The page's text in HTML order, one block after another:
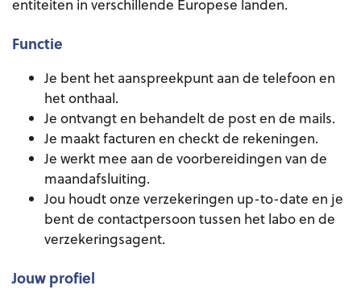
entiteiten in verschillende Europese landen.
Functie
Je bent het aanspreekpunt aan de telefoon en
het onthaal.
Je ontvangt en behandelt de post en de mails.
Je maakt facturen en checkt de rekeningen.
Je werkt mee aan de voorbereidingen van de
maandafsluiting.
Jou houdt onze verzekeringen up-to-date en je
bent de contactpersoon tussen het labo en de
verzekeringsagent.
Jouw profiel